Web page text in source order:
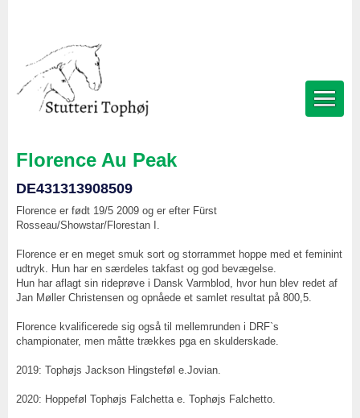
Florence Au Peak
DE431313908509
Florence er født 19/5 2009 og er efter Fürst
Rosseau/Showstar/Florestan I.
Florence er en meget smuk sort og storrammet hoppe med et feminint
udtryk. Hun har en særdeles takfast og god bevægelse.
Hun har aflagt sin rideprøve i Dansk Varmblod, hvor hun blev redet af
Jan Møller Christensen og opnåede et samlet resultat på 800,5.
Florence kvalificerede sig også til mellemrunden i DRF`s
championater, men måtte trækkes pga en skulderskade.
2019: Tophøjs Jackson Hingsteføl e.Jovian.
2020: Hoppeføl Tophøjs Falchetta e. Tophøjs Falchetto.